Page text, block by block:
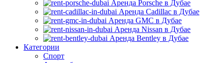
Аренда Porsche в Дубае
Аренда Cadillac в Дубае
Аренда GMC в Дубае
Аренда Nissan в Дубае
Аренда Bentley в Дубае
Категории
Спорт